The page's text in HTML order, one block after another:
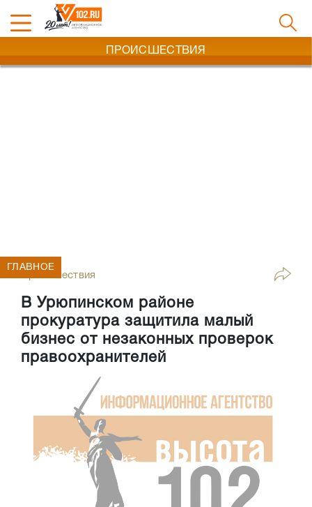
ПРОИСШЕСТВИЯ
Происшествия
В Урюпинском районе
прокуратура защитила малый
бизнес от незаконных проверок
правоохранителей
ГЛАВНОЕ